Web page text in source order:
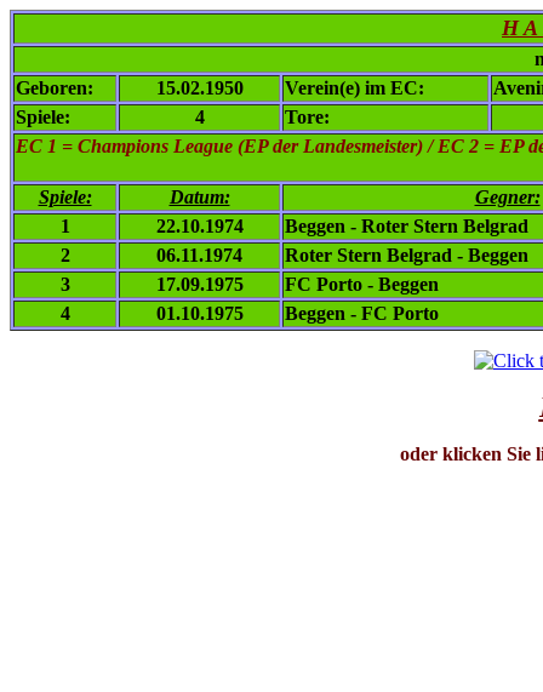
H A
Geboren:
15.02.1950 Verein(e) im EC:
Spiele:
4
Tore:
EC 1 = Champions League (EP der Landesmeister) / EC 2 = EP
Spiele: Datum:
Gegner:
1
22.10.1974
Beggen - Roter Stern Belgrad
2
06.11.1974
Roter Stern Belgrad - Beggen
3
17.09.1975
FC Porto - Beggen
4
01.10.1975 Beggen - FC Porto
oder klicken Sie